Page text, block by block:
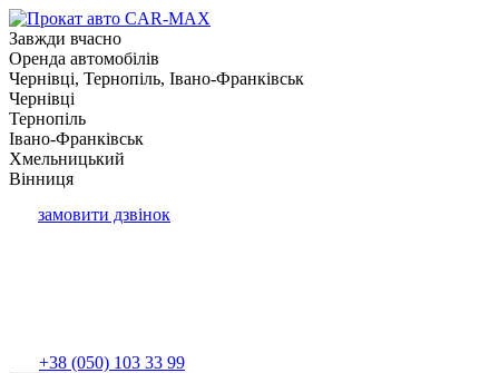
Завжди вчасно
Оренда автомобілів
Чернівці, Тернопіль, Івано-Франківськ
Чернівці
Тернопіль
Івано-Франківськ
Хмельницький
Вінниця
замовити дзвінок
+38 (050) 103 33 99